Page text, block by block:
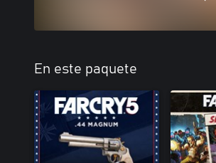
En este paquete